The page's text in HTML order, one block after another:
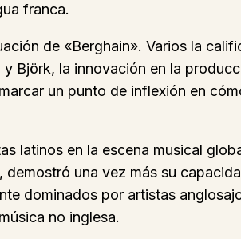
franca.
de «Berghain». Varios la
Björk, la innovación en la
un punto de inflexión en
latinos en la escena musical
una vez más su
dominados por artistas
no inglesa.